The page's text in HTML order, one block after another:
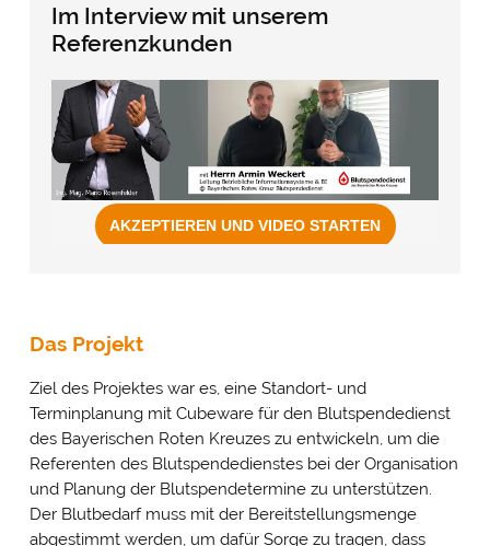
Im Interview mit unserem
Referenzkunden
Das Projekt
Ziel des Projektes war es, eine Standort- und
Terminplanung mit Cubeware für den Blutspendedienst
des Bayerischen Roten Kreuzes zu entwickeln, um die
Referenten des Blutspendedienstes bei der Organisation
und Planung der Blutspendetermine zu unterstützen.
Der Blutbedarf muss mit der Bereitstellungsmenge
abgestimmt werden, um dafür Sorge zu tragen, dass